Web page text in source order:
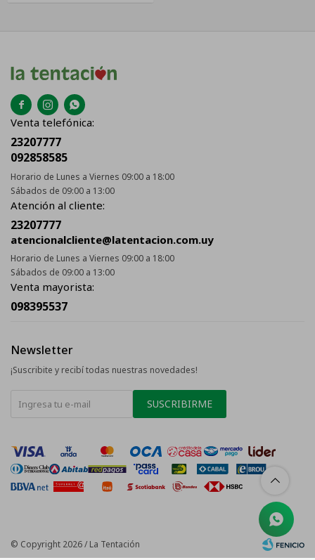
  
Venta telefónica:
23207777
092858585
Horario de Lunes a Viernes 09:00 a 18:00
Sábados de 09:00 a 13:00
Atención al cliente:
23207777
atencionalcliente@latentacion.com.uy
Horario de Lunes a Viernes 09:00 a 18:00
Sábados de 09:00 a 13:00
Venta mayorista:
098395537
Newsletter
¡Suscribite y recibí todas nuestras novedades!
SUSCRIBIRME
© Copyright 2026 / La Tentación